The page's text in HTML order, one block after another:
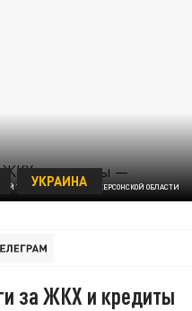
ТЕЛЕГРАМ-КАНАЛ ВГА ХЕРСОНСКОЙ ОБЛАСТИ
УКРАИНА
за ЖКХ и кредиты